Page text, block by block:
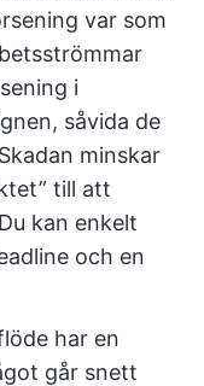
var som
i
såvida de
minskar
till att
kan enkelt
och en
har en
går snett